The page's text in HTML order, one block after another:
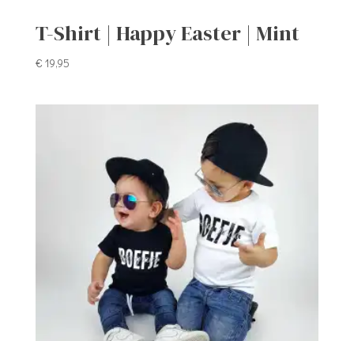
T-Shirt | Happy Easter | Mint
€ 19,95